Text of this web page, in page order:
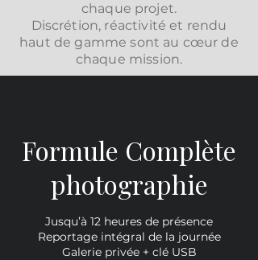
chaque projet.
Discrétion, réactivité et rendu
haut de gamme sont au cœur de
chaque mission.
Formule Complète
photographie
Jusqu’à 12 heures de présence
Reportage intégral de la journée
Galerie privée + clé USB